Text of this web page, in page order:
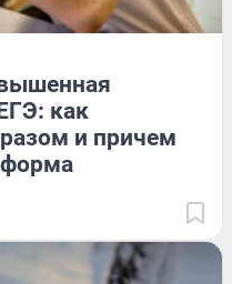
как
и причем
форма